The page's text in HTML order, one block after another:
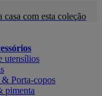
com esta coleção
utensílios
& Porta-copos
pimenta